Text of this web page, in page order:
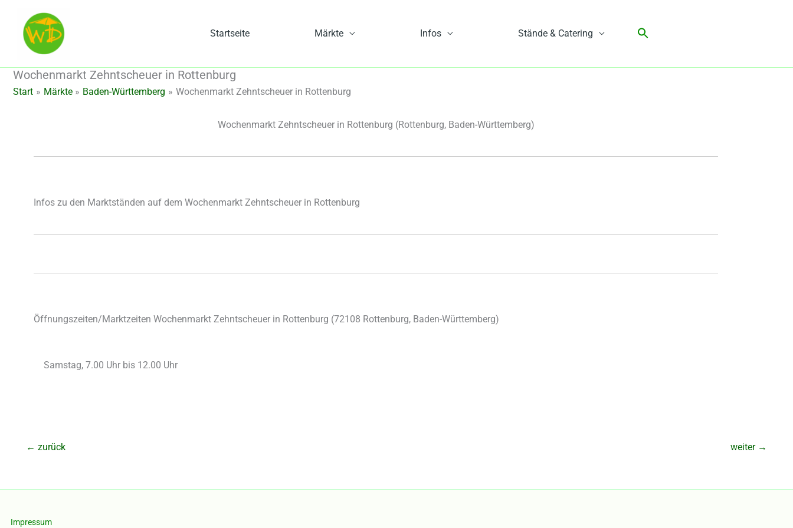
springen
Startseite Märkte Infos Stände & Catering
Wochenmarkt Zehntscheuer in Rottenburg
Start Märkte Baden-Württemberg Wochenmarkt Zehntscheuer in Rottenburg
Wochenmarkt Zehntscheuer in Rottenburg (Rottenburg, Baden-Württemberg)
Infos zu den Marktständen auf dem Wochenmarkt Zehntscheuer in Rottenburg
Öffnungszeiten/Marktzeiten Wochenmarkt Zehntscheuer in Rottenburg (72108 Rottenburg, Baden-Württemberg)
Samstag, 7.00 Uhr bis 12.00 Uhr
← zurück weiter →
Impressum